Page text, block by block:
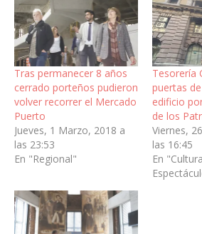
Tras permanecer 8 años
cerrado porteños pudieron
volver recorrer el Mercado
Puerto
Jueves, 1 Marzo, 2018 a
las 23:53
En "Regional"
Tesorería
puertas
edificio
de los
Viernes,
las 16:45
En